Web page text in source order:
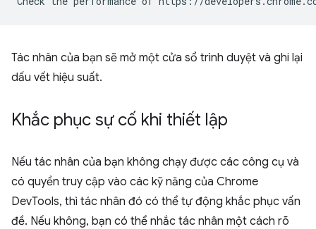
Tác nhân của bạn sẽ mở một cửa sổ trình duyệt và ghi lại
dấu vết hiệu suất.
Khắc phục sự cố khi thiết lập
Nếu tác nhân của bạn không chạy được các công cụ và
có quyền truy cập vào các kỹ năng của Chrome
DevTools, thì tác nhân đó có thể tự động khắc phục vấn
đề. Nếu không, bạn có thể nhắc tác nhân một cách rõ